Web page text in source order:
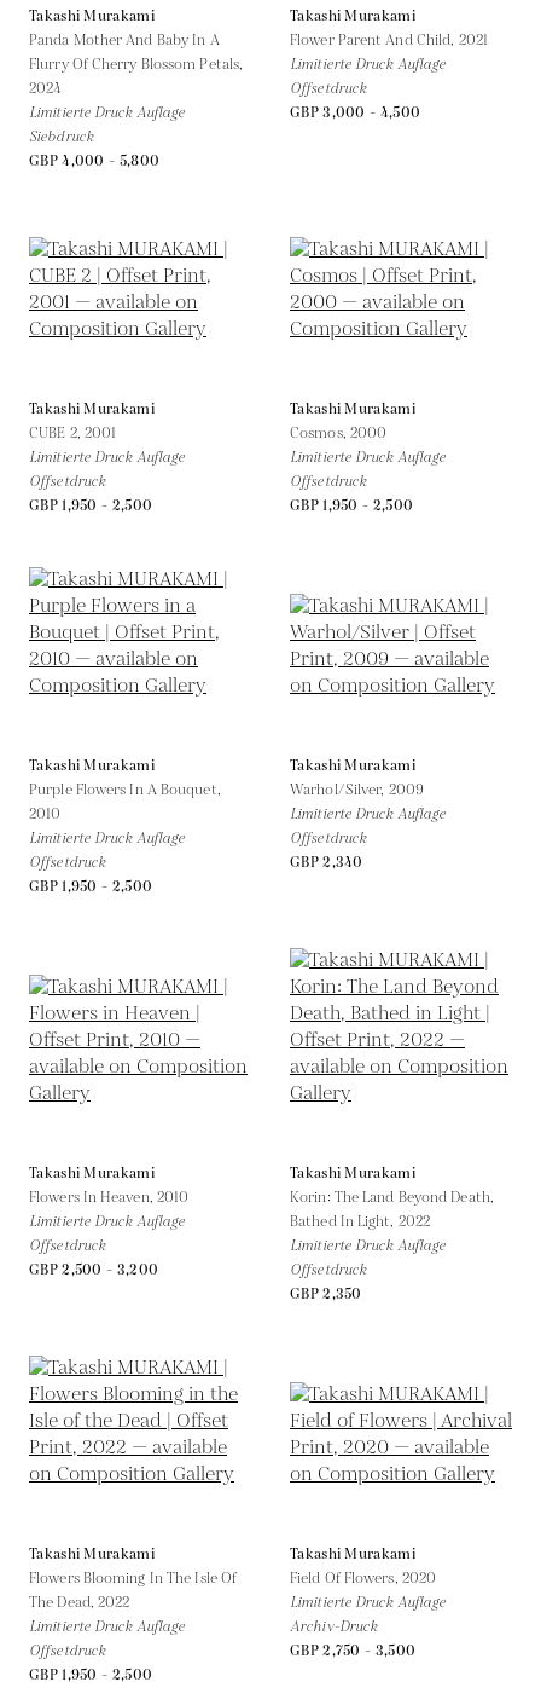
Takashi Murakami
Panda Mother And Baby In A
Flurry Of Cherry Blossom Petals,
2024
Limitierte Druck Auflage
Siebdruck
GBP 4,000 - 5,800
Takashi Murakami
Flower Parent And Child, 2021
Limitierte Druck Auflage
Offsetdruck
GBP 3,000 - 4,500
Takashi Murakami
CUBE 2, 2001
Limitierte Druck Auflage
Offsetdruck
GBP 1,950 - 2,500
Takashi Murakami
Cosmos, 2000
Limitierte Druck Auflage
Offsetdruck
GBP 1,950 - 2,500
Takashi Murakami
Purple Flowers In A Bouquet,
2010
Limitierte Druck Auflage
Offsetdruck
GBP 1,950 - 2,500
Takashi Murakami
Warhol/Silver, 2009
Limitierte Druck Auflage
Offsetdruck
GBP 2,340
Takashi Murakami
Flowers In Heaven, 2010
Limitierte Druck Auflage
Offsetdruck
GBP 2,500 - 3,200
Takashi Murakami
Korin: The Land Beyond Death,
Bathed In Light, 2022
Limitierte Druck Auflage
Offsetdruck
GBP 2,350
Takashi Murakami
Flowers Blooming In The Isle Of
The Dead, 2022
Limitierte Druck Auflage
Offsetdruck
GBP 1,950 - 2,500
Takashi Murakami
Field Of Flowers, 2020
Limitierte Druck Auflage
Archiv-Druck
GBP 2,750 - 3,500